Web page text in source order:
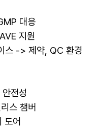
대응
지원
스 -> 제약, QC 환경
전성
스 챔버
도어